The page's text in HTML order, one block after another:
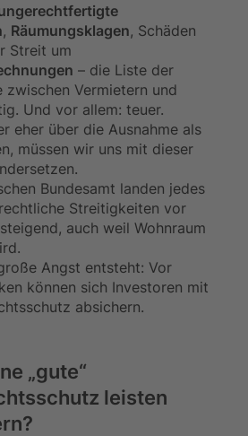
, Räumungsklagen, Schäden
Streit um
– die Liste der
Vermietern und
Und vor allem: teuer.
eher über die Ausnahme als
müssen wir uns mit dieser
Bundesamt landen jedes
Streitigkeiten vor
auch weil Wohnraum
Angst entsteht: Vor
können sich Investoren mit
absichern.
„gute“
leisten